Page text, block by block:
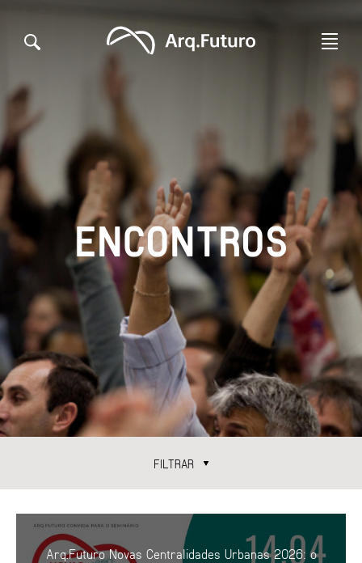
ENCONTROS
FILTRAR
CATEGORIAS
TEMAS
Arq.Futuro Novas Centralidades Urbanas 2026: o